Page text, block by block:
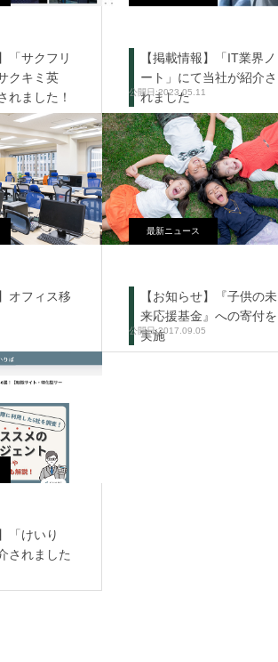
「サクフリ
クキミ英
れました！
【掲載情報】「IT業界ノ
ート」にて当社が紹介さ
れました
2023.05.11
オフィス移
最新ニュース
【お知らせ】『子供の未
来応援基金』への寄付を
実施2017.09.05
「けいり
されました